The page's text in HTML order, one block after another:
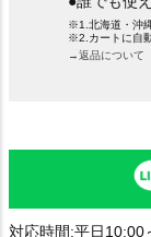
※1.北海道・沖
※2.カートに自
→返品について
対応時間:平日10:00